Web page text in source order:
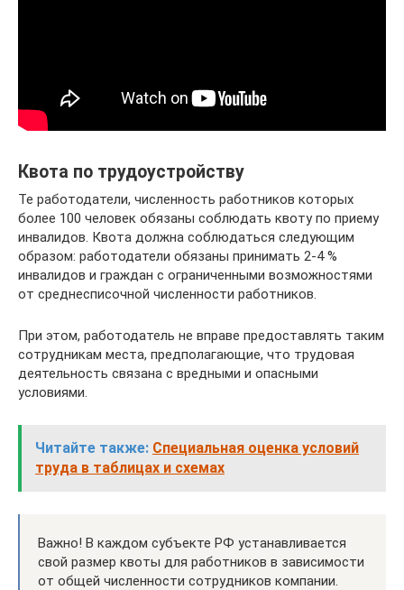
Квота по трудоустройству
Те работодатели, численность работников которых
более 100 человек обязаны соблюдать квоту по приему
инвалидов. Квота должна соблюдаться следующим
образом: работодатели обязаны принимать 2-4 %
инвалидов и граждан с ограниченными возможностями
от среднесписочной численности работников.
При этом, работодатель не вправе предоставлять таким
сотрудникам места, предполагающие, что трудовая
деятельность связана с вредными и опасными
условиями.
Читайте также: Специальная оценка условий
труда в таблицах и схемах
Важно! В каждом субъекте РФ устанавливается
свой размер квоты для работников в зависимости
от общей численности сотрудников компании.